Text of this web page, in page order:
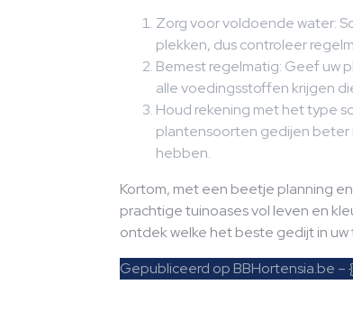
Zorg voor voldoende water:
plekken, dus controleer
Bemest regelmatig: Geef uw
alle voedingsstoffen krijgen
Houd rekening met het type
plantensoorten gedijen beter
hebben.
Kortom, met een beetje planning
prachtige tuinoases vol leven en
ontdek welke het beste gedijt in uw
Gepubliceerd op BBHortensia.be –